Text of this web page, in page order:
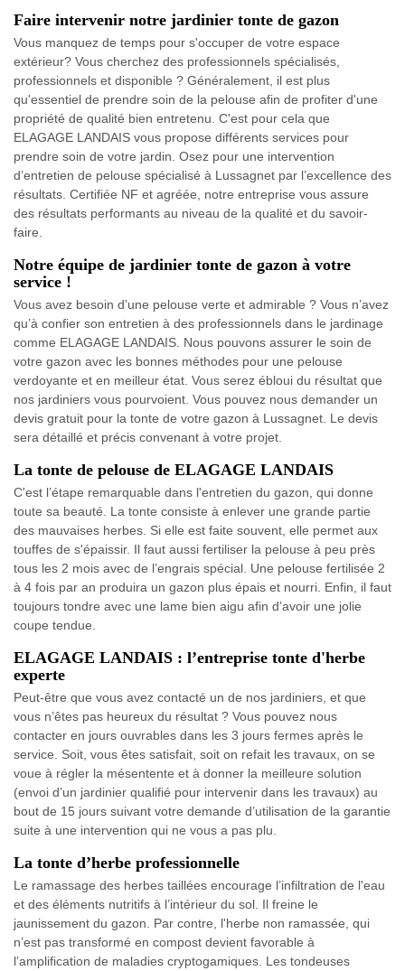
Faire intervenir notre jardinier tonte de gazon
Vous manquez de temps pour s'occuper de votre espace
extérieur? Vous cherchez des professionnels spécialisés,
professionnels et disponible ? Généralement, il est plus
qu'essentiel de prendre soin de la pelouse afin de profiter d'une
propriété de qualité bien entretenu. C'est pour cela que
ELAGAGE LANDAIS vous propose différents services pour
prendre soin de votre jardin. Osez pour une intervention
d’entretien de pelouse spécialisé à Lussagnet par l’excellence des
résultats. Certifiée NF et agréée, notre entreprise vous assure
des résultats performants au niveau de la qualité et du savoir-
faire.
Notre équipe de jardinier tonte de gazon à votre
service !
Vous avez besoin d’une pelouse verte et admirable ? Vous n’avez
qu’à confier son entretien à des professionnels dans le jardinage
comme ELAGAGE LANDAIS. Nous pouvons assurer le soin de
votre gazon avec les bonnes méthodes pour une pelouse
verdoyante et en meilleur état. Vous serez ébloui du résultat que
nos jardiniers vous pourvoient. Vous pouvez nous demander un
devis gratuit pour la tonte de votre gazon à Lussagnet. Le devis
sera détaillé et précis convenant à votre projet.
La tonte de pelouse de ELAGAGE LANDAIS
C'est l’étape remarquable dans l'entretien du gazon, qui donne
toute sa beauté. La tonte consiste à enlever une grande partie
des mauvaises herbes. Si elle est faite souvent, elle permet aux
touffes de s'épaissir. Il faut aussi fertiliser la pelouse à peu près
tous les 2 mois avec de l’engrais spécial. Une pelouse fertilisée 2
à 4 fois par an produira un gazon plus épais et nourri. Enfin, il faut
toujours tondre avec une lame bien aigu afin d’avoir une jolie
coupe tendue.
ELAGAGE LANDAIS : l’entreprise tonte d'herbe
experte
Peut-être que vous avez contacté un de nos jardiniers, et que
vous n’êtes pas heureux du résultat ? Vous pouvez nous
contacter en jours ouvrables dans les 3 jours fermes après le
service. Soit, vous êtes satisfait, soit on refait les travaux, on se
voue à régler la mésentente et à donner la meilleure solution
(envoi d’un jardinier qualifié pour intervenir dans les travaux) au
bout de 15 jours suivant votre demande d’utilisation de la garantie
suite à une intervention qui ne vous a pas plu.
La tonte d’herbe professionnelle
Le ramassage des herbes taillées encourage l’infiltration de l'eau
et des éléments nutritifs à l’intérieur du sol. Il freine le
jaunissement du gazon. Par contre, l'herbe non ramassée, qui
n’est pas transformé en compost devient favorable à
l’amplification de maladies cryptogamiques. Les tondeuses